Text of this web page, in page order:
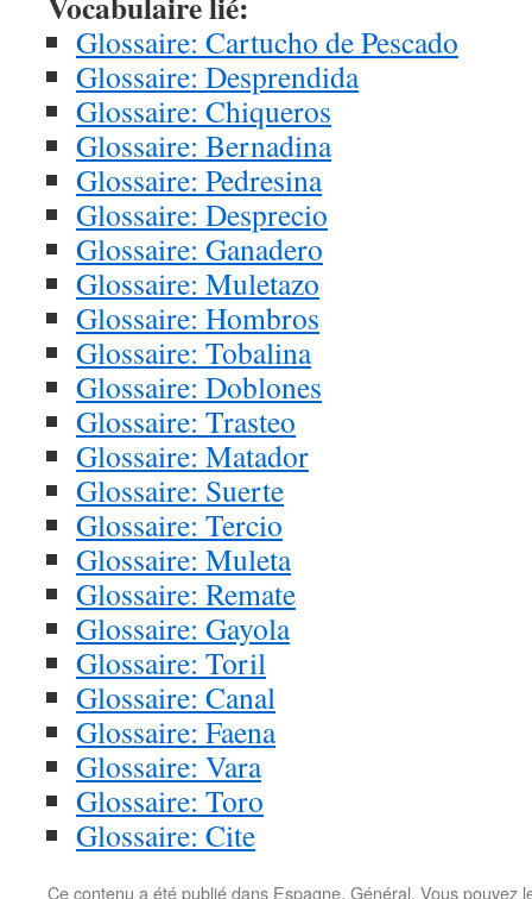
Glossaire: Cartucho de Pescado
Glossaire: Desprendida
Glossaire: Chiqueros
Glossaire: Bernadina
Glossaire: Pedresina
Glossaire: Desprecio
Glossaire: Ganadero
Glossaire: Muletazo
Glossaire: Hombros
Glossaire: Tobalina
Glossaire: Doblones
Glossaire: Trasteo
Glossaire: Matador
Glossaire: Suerte
Glossaire: Tercio
Glossaire: Muleta
Glossaire: Remate
Glossaire: Gayola
Glossaire: Toril
Glossaire: Canal
Glossaire: Faena
Glossaire: Vara
Glossaire: Toro
Glossaire: Cite
Ce contenu a été publié dans Espagne, Général. Vous pouvez